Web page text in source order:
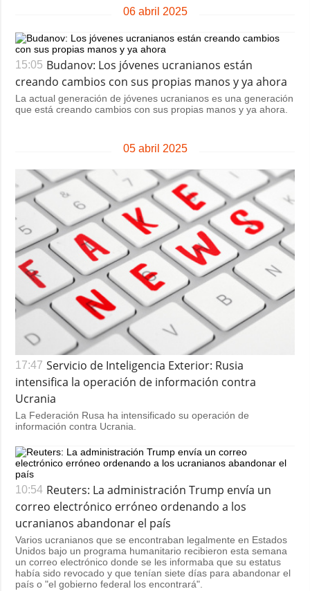
06 abril 2025
15:05 Budanov: Los jóvenes ucranianos están
creando cambios con sus propias manos y ya ahora
La actual generación de jóvenes ucranianos es una generación
que está creando cambios con sus propias manos y ya ahora.
05 abril 2025
17:47 Servicio de Inteligencia Exterior: Rusia
intensifica la operación de información contra
Ucrania
La Federación Rusa ha intensificado su operación de
información contra Ucrania.
10:54 Reuters: La administración Trump envía un
correo electrónico erróneo ordenando a los
ucranianos abandonar el país
Varios ucranianos que se encontraban legalmente en Estados
Unidos bajo un programa humanitario recibieron esta semana
un correo electrónico donde se les informaba que su estatus
había sido revocado y que tenían siete días para abandonar el
país o "el gobierno federal los encontrará".